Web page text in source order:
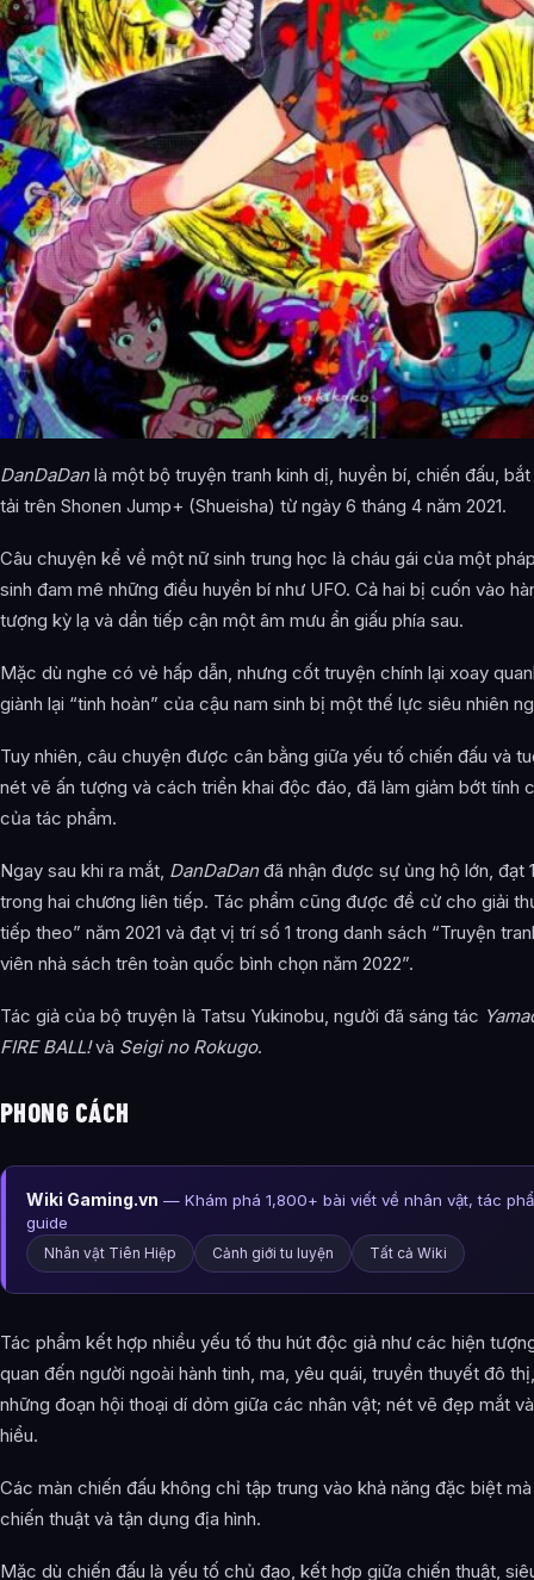
DanDaDan là một bộ truyện tranh kinh dị, huyền bí, chiến đấu,
tải trên Shonen Jump+ (Shueisha) từ ngày 6 tháng 4 năm 2021.
Câu chuyện kể về một nữ sinh trung học là cháu gái của một
sinh đam mê những điều huyền bí như UFO. Cả hai bị cuốn vào
tượng kỳ lạ và dần tiếp cận một âm mưu ẩn giấu phía sau.
Mặc dù nghe có vẻ hấp dẫn, nhưng cốt truyện chính lại xoay
giành lại “tinh hoàn” của cậu nam sinh bị một thế lực siêu nhiên
Tuy nhiên, câu chuyện được cân bằng giữa yếu tố chiến đấu và
nét vẽ ấn tượng và cách triển khai độc đáo, đã làm giảm bớt tính
của tác phẩm.
Ngay sau khi ra mắt, DanDaDan đã nhận được sự ủng hộ lớn, đạt
trong hai chương liên tiếp. Tác phẩm cũng được đề cử cho giải
tiếp theo” năm 2021 và đạt vị trí số 1 trong danh sách “Truyện
viên nhà sách trên toàn quốc bình chọn năm 2022”.
Tác giả của bộ truyện là Tatsu Yukinobu, người đã sáng tác
FIRE BALL!và Seigi no Rokugo.
PHONG CÁCH
Wiki Gaming.vn — Khám phá 1,800+ bài viết về nhân vật, tác
guide
Nhân vật Tiên Hiệp Cảnh giới tu luyện Tất cả Wiki
Tác phẩm kết hợp nhiều yếu tố thu hút độc giả như các hiện
quan đến người ngoài hành tinh, ma, yêu quái, truyền thuyết đô
những đoạn hội thoại dí dỏm giữa các nhân vật; nét vẽ đẹp mắt
hiểu.
Các màn chiến đấu không chỉ tập trung vào khả năng đặc biệt
chiến thuật và tận dụng địa hình.
Mặc dù chiến đấu là yếu tố chủ đạo, kết hợp giữa chiến thuật,